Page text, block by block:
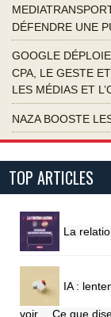
DÉFENDRE UNE
GOOGLE
CPA, LE GESTE
LES MÉDIAS ET
NAZA BOOSTE
TOP ARTICLES
La
IA :
voir… Ce que